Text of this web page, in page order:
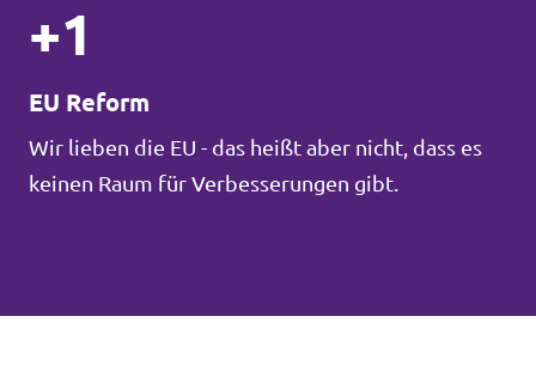
+1
EU Reform
Wir lieben die EU - das heißt aber nicht, dass es
keinen Raum für Verbesserungen gibt.